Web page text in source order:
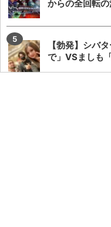
からの全回転
【勃発】シバ
で」VSましも